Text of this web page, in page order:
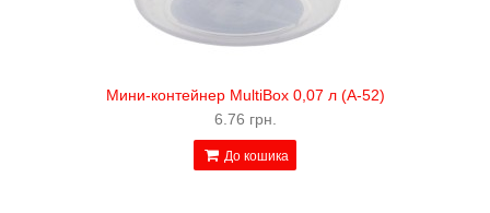
Мини-контейнер MultiBox 0,07 л (А-52)
6.76 грн.
До кошика